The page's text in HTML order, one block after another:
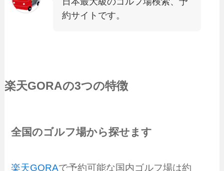
約サイトです。
楽天GORAの3つの特徴
全国のゴルフ場から探せます
楽天GORAで予約可能な国内ゴルフ場は約